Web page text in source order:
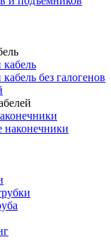
без галогенов
наконечники